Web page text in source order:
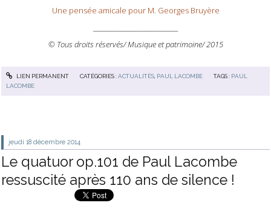
Une pensée amicale pour M. Georges Bruyère
© Tous droits réservés/ Musique et patrimoine/ 2015
LIEN PERMANENT CATÉGORIES :ACTUALITÉS, PAUL LACOMBE TAGS : PAUL
LACOMBE
jeudi 18 décembre 2014
Le quatuor op.101 de Paul Lacombe
ressuscité après 110 ans de silence !